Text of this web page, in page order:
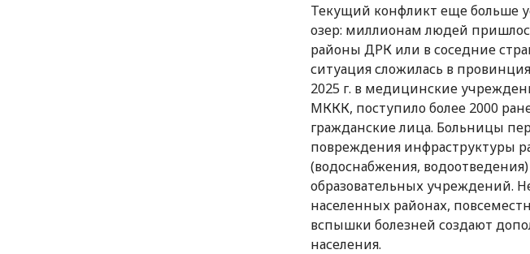
Текущий конфликт еще больше
озер: миллионам людей
районы ДРК или в соседние
ситуация сложилась в
2025 г. в медицинские
МККК, поступило более 2000
гражданские лица. Больницы
повреждения инфраструктуры
(водоснабжения,
образовательных учреждений.
населенных районах,
вспышки болезней создают
населения.